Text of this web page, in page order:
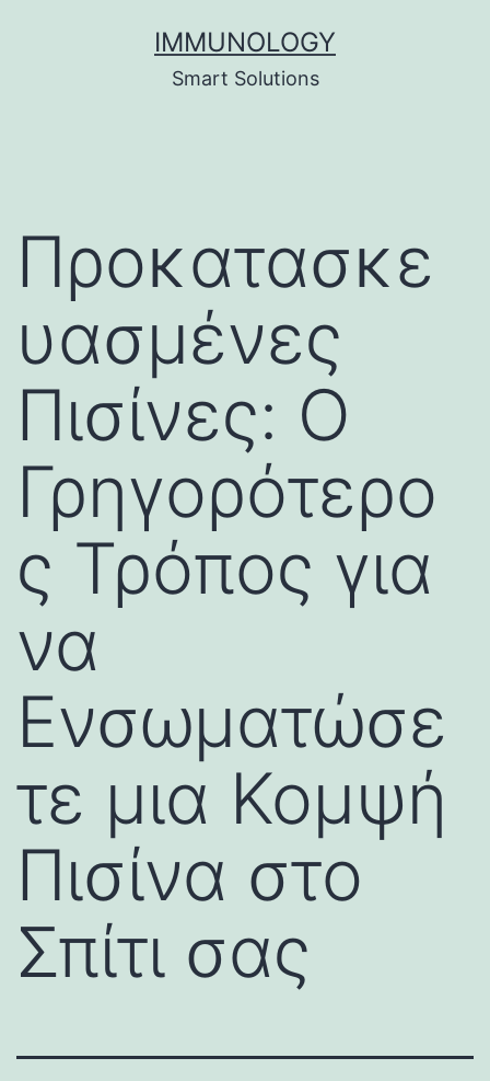
IMMUNOLOGY
Smart Solutions
Προκατασκε
υασμένες
Πισίνες: Ο
Γρηγορότερο
ς Τρόπος για
να
Ενσωματώσε
τε μια Κομψή
Πισίνα στο
Σπίτι σας